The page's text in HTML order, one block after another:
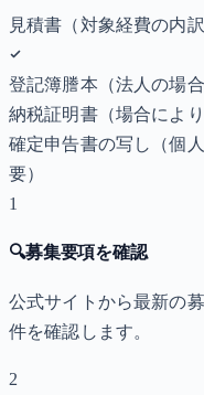
見積書（対象経費の内訳
登記簿謄本（法人の場合
納税証明書（場合により
確定申告書の写し（個
要）
1
🔍募集要項を確認
公式サイトから最新の
件を確認します。
2